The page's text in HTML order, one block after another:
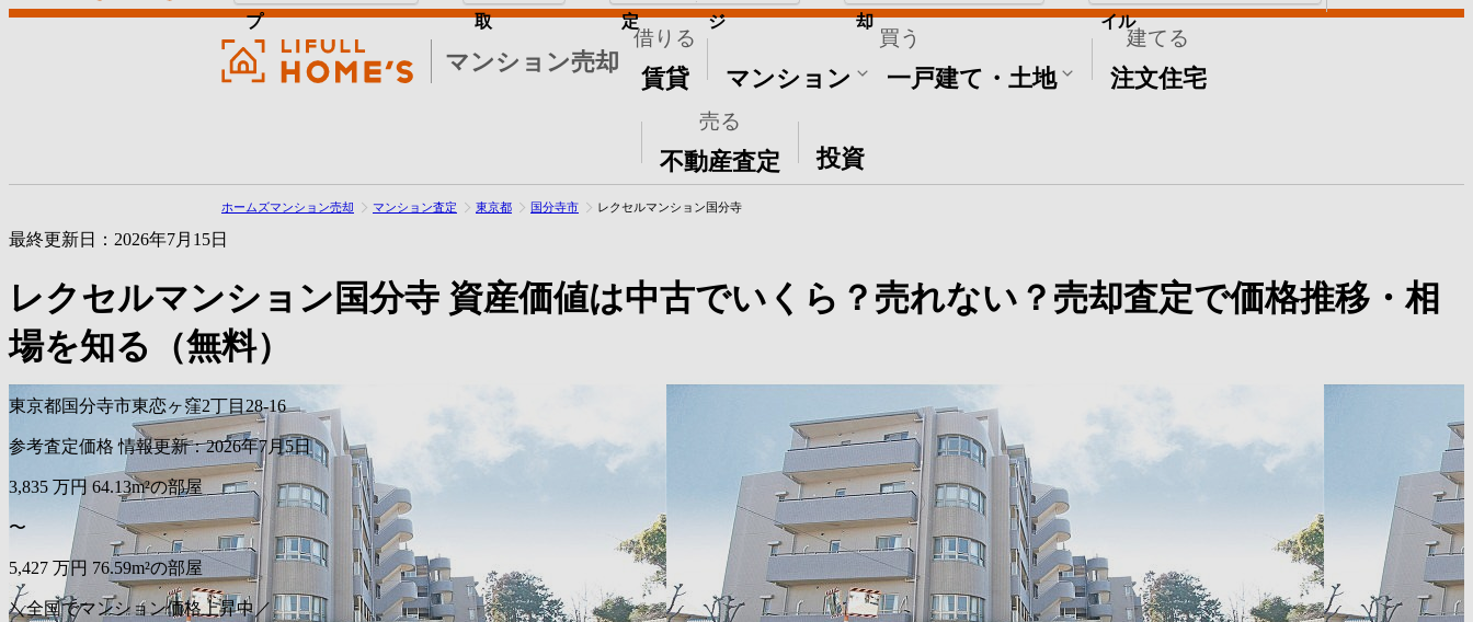
マンション売却
借りる
賃貸
買う
マンション 一戸建て・土地
建てる
注文住宅
売る
不動産査定
その他
投資
プ 取 定 ジ 却 イル
ホームズマンション売却 マンション査定 東京都 国分寺市 レクセルマンション国分寺
最終更新日：2026年7月15日
レクセルマンション国分寺 資産価値は中古でいくら？売れない？売却査定で価格推移・相
場を知る（無料）
東京都国分寺市東恋ヶ窪2丁目28-16
参考査定価格 情報更新：2026年7月5日
3,835 万円 64.13m²の部屋
〜
5,427 万円 76.59m²の部屋
＼全国でマンション価格上昇中／